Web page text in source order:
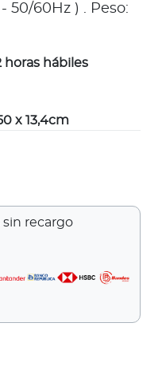
50/60Hz ) . Peso:
horas hábiles
x 13,4cm
recargo